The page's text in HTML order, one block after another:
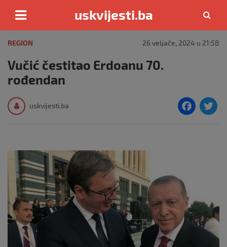
content
uskvijesti.ba
REGION 26 veljače, 2024 u 21:58
Vučić čestitao Erdoanu 70.
rođendan
uskvijesti.ba
F
o
k